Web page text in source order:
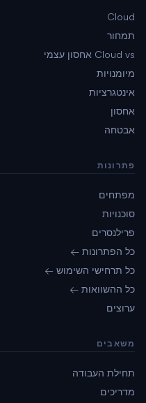
Cloud
תמחור
Cloud vs אחסון עצמי
מיומנויות
אינטגרציות
אחסון
אבטחה
פתרונות
מפתחים
סוכנויות
פרילנסרים
כל הפתרונות ←
כל תרחישי השימוש ←
כל ההשוואות ←
ערוצים
משאבים
תחילת העבודה
מדריכים